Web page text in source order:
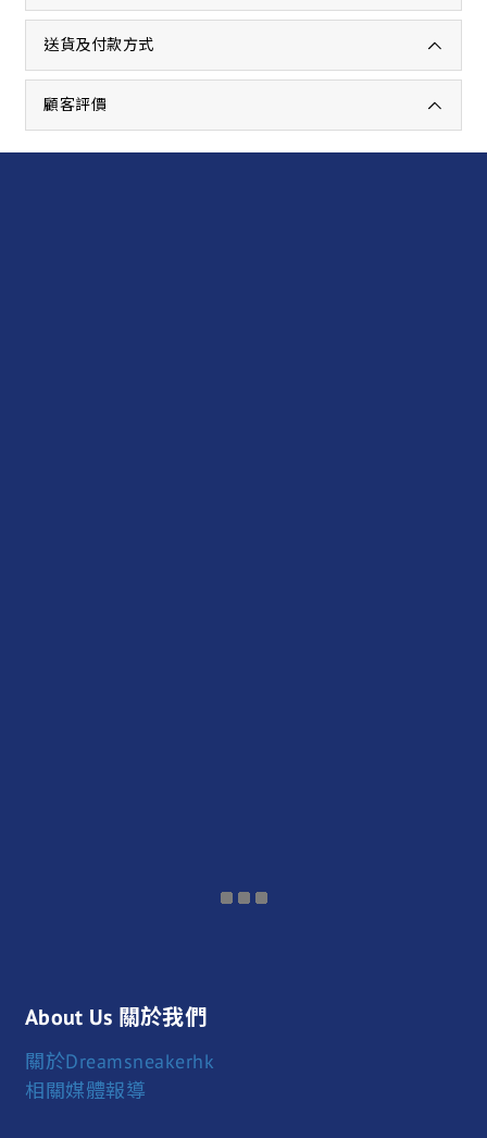
送貨及付款方式
顧客評價
About Us 關於我們
關於Dreamsneakerhk
相關媒體報導